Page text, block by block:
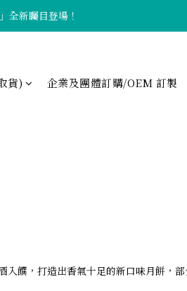
全新矚目登場！
貨) 企業及團體訂購/OEM 訂製
饌，打造出香氣十足的新口味月餅，